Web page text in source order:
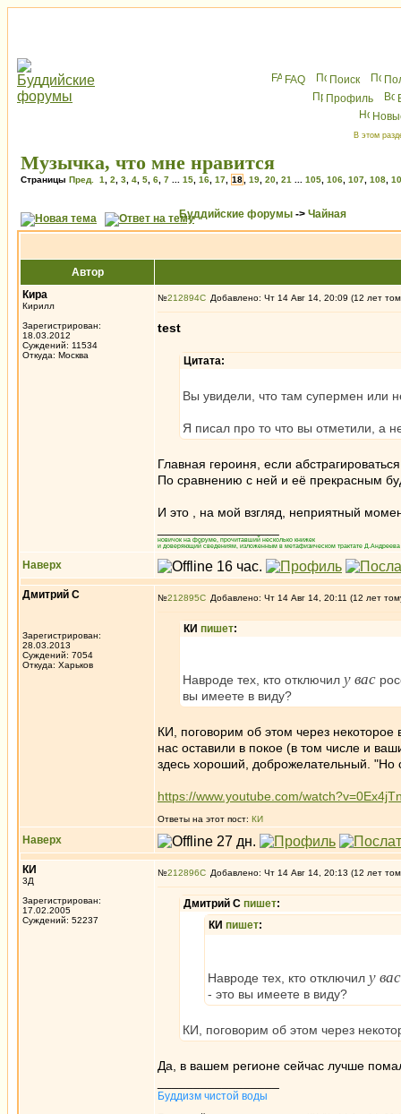
FAQ Поиск
Профиль
В этом
Музычка, что мне нравится
Страницы Пред. 1 2 3 4 5 6 7 15 16 17 18 19 20 21 105 106 107 108
Буддийские форумы -> Чайная
Автор
Кира
Кирилл
Зарегистрирован:
18.03.2012
Суждений: 11534
Откуда: Москва
№212894 Добавлено: Чт 14 Авг 14, 20:09 (12 лет
test
Цитата:
Вы увидели, что там супермен или
Я писал про то что вы отметили, а
Главная героиня, если
По сравнению с ней и её прекрасным
И это , на мой взгляд, неприятный
новичок на форуме, прочитавший несколько книжек
и доверяющий сведениям, изложенным в метафизическом трактате
Наверх
Дмитрий С
Зарегистрирован:
28.03.2013
Суждений: 7054
Откуда: Харьков
№212895 Добавлено: Чт 14 Авг 14, 20:11 (12 лет
КИ пишет:
Навроде тех, кто отключил у вас
вы имеете в виду?
КИ, поговорим об этом через
нас оставили в покое (в том числе и
здесь хороший, доброжелательный. "Но
https://www.youtube.com/
Ответы на этот пост: КИ
Наверх
КИ
3Д
Зарегистрирован:
17.02.2005
Суждений: 52237
№212896 Добавлено: Чт 14 Авг 14, 20:13 (12 лет
Дмитрий С пишет:
КИ пишет:
Навроде тех, кто отключил у вас
- это вы имеете в виду?
КИ, поговорим об этом через
Да, в вашем регионе сейчас лучше
Буддизм чистой воды